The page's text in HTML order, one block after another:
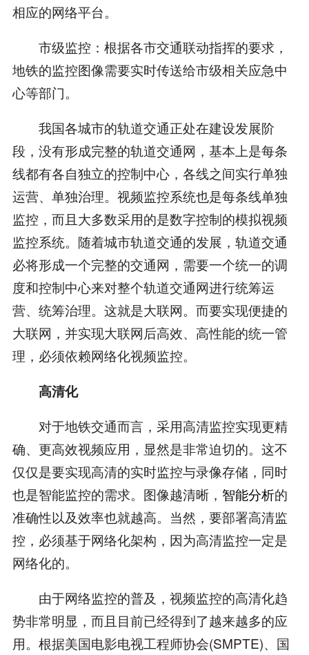
相应的网络平台。
市级监控：根据各市交通联动指挥的要求，
地铁的监控图像需要实时传送给市级相关应急中
心等部门。
我国各城市的轨道交通正处在建设发展阶
段，没有形成完整的轨道交通网，基本上是每条
线都有各自独立的控制中心，各线之间实行单独
运营、单独治理。视频监控系统也是每条线单独
监控，而且大多数采用的是数字控制的模拟视频
监控系统。随着城市轨道交通的发展，轨道交通
必将形成一个完整的交通网，需要一个统一的调
度和控制中心来对整个轨道交通网进行统筹运
营、统筹治理。这就是大联网。而要实现便捷的
大联网，并实现大联网后高效、高性能的统一管
理，必须依赖网络化视频监控。
高清化
对于地铁交通而言，采用高清监控实现更精
确、更高效视频应用，显然是非常迫切的。这不
仅仅是要实现高清的实时监控与录像存储，同时
也是智能监控的需求。图像越清晰， 智能分析的
准确性以及效率也就越高。当然，要部署高清监
控，必须基于网络化架构，因为高清监控一定是
网络化的。
由于网络监控的普及，视频监控的高清化趋
势非常明显，而且目前已经得到了越来越多的应
用。根据美国电影电视工程师协会(SMPTE)、国